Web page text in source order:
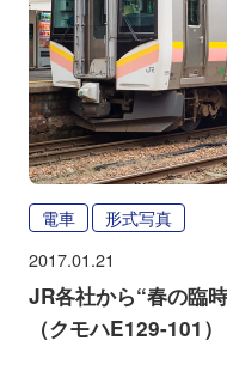
電車 形式写真
2017.01.21
JR各社から“春の臨
（クモハE129-101）